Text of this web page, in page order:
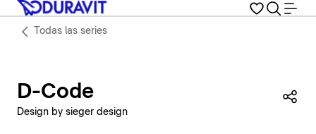
Todas las series
D-Code
Design by sieger design